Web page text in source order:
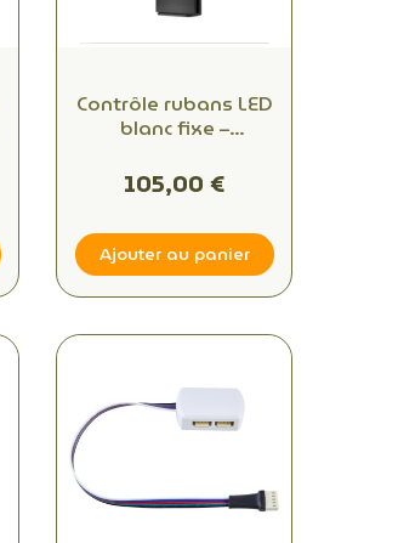
Contrôle rubans LED
blanc fixe –
Zigbee 4 zones –
Radium
105,00 €
Ajouter au panier